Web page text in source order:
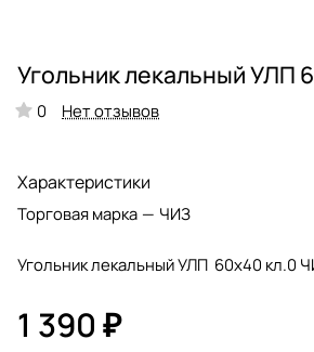
Угольник лекальный УЛП
0 Нет отзывов
Характеристики
Торговая марка — ЧИЗ
Угольник лекальный УЛП 60х40 кл.0
1 390 ₽